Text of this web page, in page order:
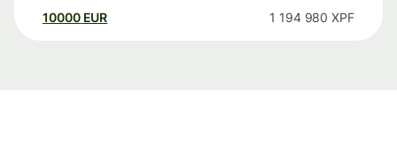
10000 EUR 1 194 980 XPF